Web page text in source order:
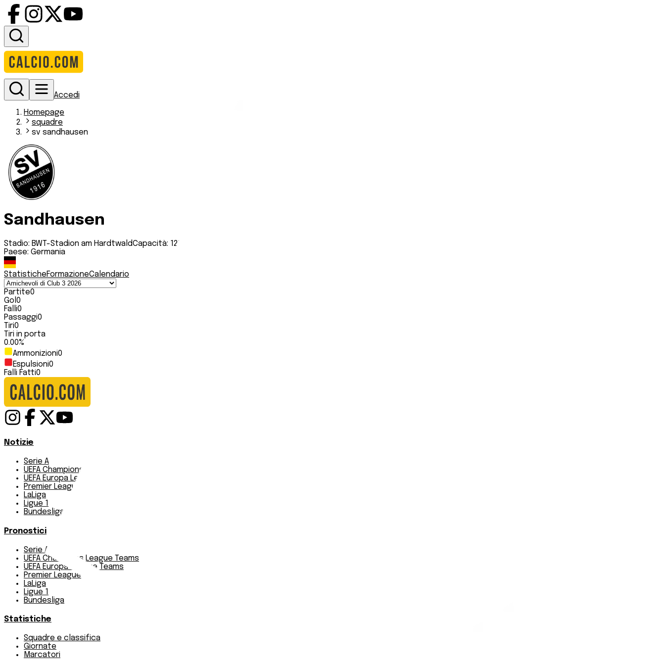
Accedi
Homepage
squadre
sv sandhausen
Sandhausen
Stadio: BWT-Stadion am HardtwaldCapacità: 12100
Paese: Germania
StatisticheFormazioneCalendario
Partite0
Gol 0
Falli0
Passaggi0
Tiri0
Tiri in porta
0.00%
Ammonizioni0
Espulsioni0
Falli Fatti0
Notizie
Serie A
UEFA Champions League Teams
UEFA Europa League Teams
Premier League
LaLiga
Ligue 1
Bundesliga
Pronostici
Serie A
UEFA Champions League Teams
UEFA Europa League Teams
Premier League
LaLiga
Ligue 1
Bundesliga
Statistiche
Squadre e classifica
Giornate
Marcatori